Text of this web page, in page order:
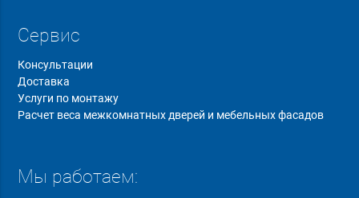
Сервис
Консультации
Доставка
Услуги по монтажу
Расчет веса межкомнатных дверей и мебельных фасадов
Мы работаем: